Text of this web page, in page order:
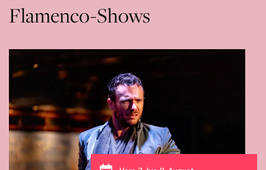
Flamenco-Shows